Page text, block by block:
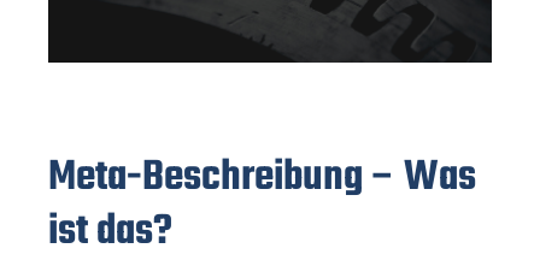
Meta-Beschreibung – Was
ist das?